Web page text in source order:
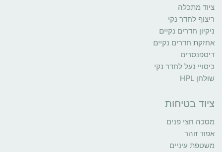
ציוד מתכלה
ריצוף לחדר נקי
ניקיון חדרים נקיים
אחזקת חדרים נקיים
דיספנסרים
כיסויי נעל לחדר נקי
שולחן HPL
ציוד בטיחות
מסכה חצי פנים
אפוד זוהר
משטפת עיניים